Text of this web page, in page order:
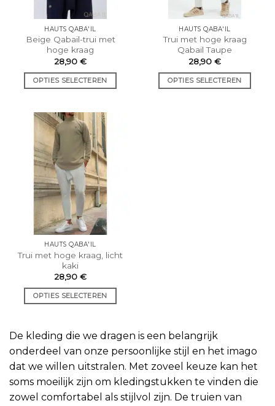
op
de
productpagina.
productpagina.
HAUTS QABA'IL
Beige Qabail-trui met
hoge kraag
28,90 €
OPTIES SELECTEREN
heeft
meerdere
varianten.
De
opties
kunnen
worden
gekozen
op
de
productpagina.
HAUTS QABA'IL
Trui met hoge kraag
Qabail Taupe
28,90 €
OPTIES SELECTEREN
HAUTS QABA'IL
Trui met hoge kraag, licht
kaki
28,90 €
OPTIES SELECTEREN
heeft
meerdere
varianten.
opties
kunnen
De kleding die we dragen is een belangrijk
onderdeel van onze persoonlijke stijl en het imago
dat we willen uitstralen. Met zoveel keuze kan het
soms moeilijk zijn om kledingstukken te vinden die
zowel comfortabel als stijlvol zijn. De truien van